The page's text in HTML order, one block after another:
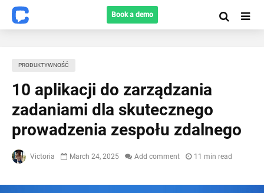
Book a demo
PRODUKTYWNOŚĆ
10 aplikacji do zarządzania
zadaniami dla skutecznego
prowadzenia zespołu zdalnego
Victoria March 24, 2025 Add comment 11 min read